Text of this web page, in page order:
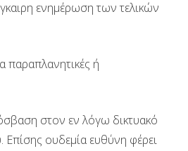
ενημέρωση των τελικών
παραπλανητικές ή
στον εν λόγω δικτυακό
Επίσης ουδεμία ευθύνη φέρει